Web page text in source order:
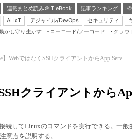
連載まとめ読み＠IT eBook 記事ランキング
AI IoT
アジャイル/DevOps セキュリティ
かし守り生かす ローコード/ノーコード クラウ
】WebではなくSSHクライアントからApp Serv...
クライアントから
続してLinuxのコマンドを実行できる。一般
意点を説明する。